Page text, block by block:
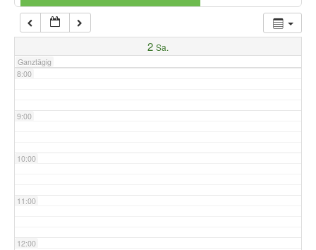
2 Sa.
Ganztägig
7:00
8:00
9:00
10:00
11:00
12:00